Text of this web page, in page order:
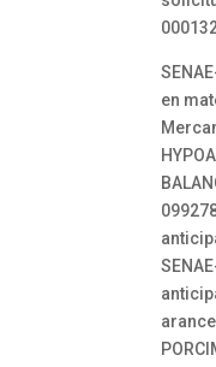
en